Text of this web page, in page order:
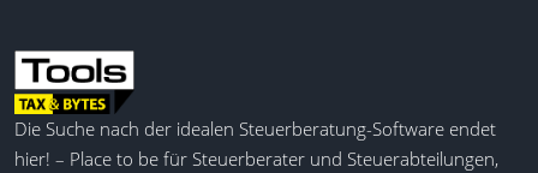
Die Suche nach der idealen Steuerberatung-Software endet
hier! – Place to be für Steuerberater und Steuerabteilungen,